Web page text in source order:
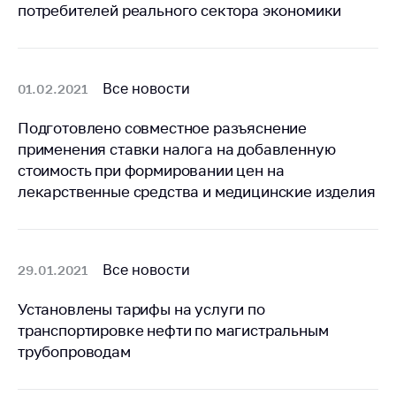
Важное на сайте
Ценообразование
средства, изделия
медицинского
назначения и
медицинскую
технику
факта нарушения
нарушения
антимонопольного
законодательства
потребителей реального сектора экономики
01.02.2021 Все новости
Подготовлено совместное разъяснение
применения ставки налога на добавленную
стоимость при формировании цен на
лекарственные средства и медицинские изделия
29.01.2021 Все новости
Установлены тарифы на услуги по
транспортировке нефти по магистральным
трубопроводам